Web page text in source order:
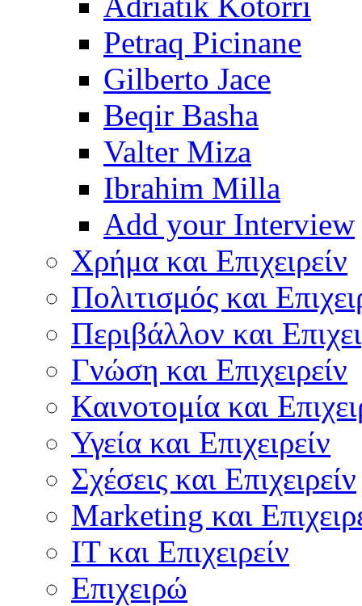
Petraq Picinane
Gilberto Jace
Beqir Basha
Valter Miza
Ibrahim Milla
Add your Interview
Χρήμα και Επιχειρείν
Πολιτισμός και
Περιβάλλον και
Γνώση και Επιχειρείν
Καινοτομία και
Υγεία και Επιχειρείν
Σχέσεις και Επιχειρείν
Marketing και
IT και Επιχειρείν
Επιχειρώ